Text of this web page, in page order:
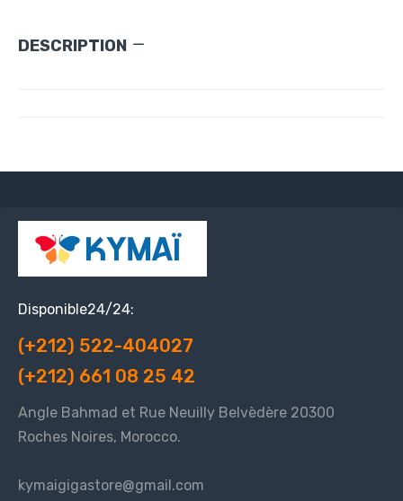
DESCRIPTION
Disponible24/24:
(+212) 522-404027
(+212) 661 08 25 42
Angle Bahmad et Rue Neuilly Belvèdère 20300
Roches Noires, Morocco.
kymaigigastore@gmail.com